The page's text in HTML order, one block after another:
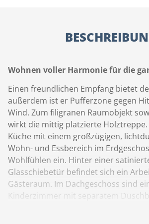
Wohnen voller Harmonie für die
Einen freundlichen Empfang bietet
außerdem ist er Pufferzone gegen
Wind. Zum filigranen Raumobjekt
wirkt die mittig platzierte Holztreppe.
Küche mit einem großzügigen,
Wohn- und Essbereich im
Wohlfühlen ein. Hinter einer
Glasschiebetür befindet sich ein
Gästeraum. Im Dachgeschoss sind
Kinderzimmer mit separatem